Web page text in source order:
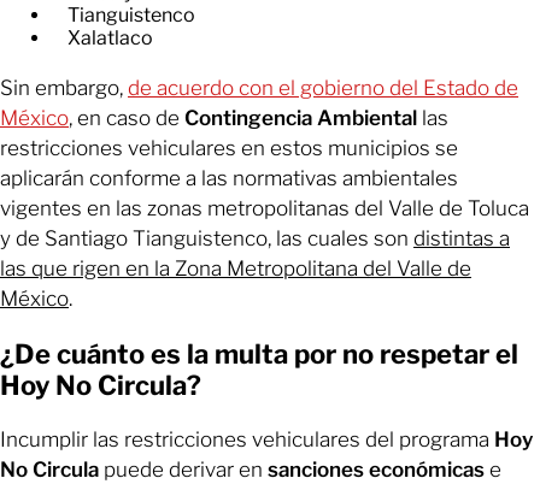
Tianguistenco
Xalatlaco
Sin embargo, de acuerdo con el gobierno del Estado de
México, en caso de Contingencia Ambiental las
restricciones vehiculares en estos municipios se
aplicarán conforme a las normativas ambientales
vigentes en las zonas metropolitanas del Valle de Toluca
y de Santiago Tianguistenco, las cuales son distintas a
las que rigen en la Zona Metropolitana del Valle de
México.
¿De cuánto es la multa por no respetar el
Hoy No Circula?
Incumplir las restricciones vehiculares del programa Hoy
No Circula puede derivar en sanciones económicas e